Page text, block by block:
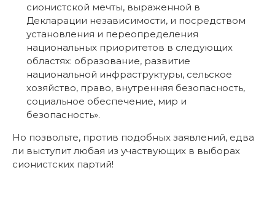
сионистской мечты, выраженной в
Декларации независимости, и посредством
установления и переопределения
национальных приоритетов в следующих
областях: образование, развитие
национальной инфраструктуры, сельское
хозяйство, право, внутренняя безопасность,
социальное обеспечение, мир и
безопасность».
Но позвольте, против подобных заявлений, едва
ли выступит любая из участвующих в выборах
сионистских партий!